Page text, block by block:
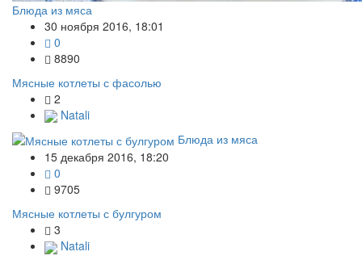
Блюда из мяса
30 ноября 2016, 18:01
0
8890
Мясные котлеты с фасолью
2
Natali
Блюда из мяса
15 декабря 2016, 18:20
0
9705
Мясные котлеты с булгуром
3
Natali